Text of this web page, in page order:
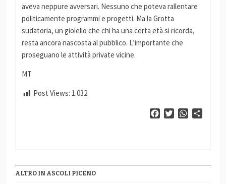
aveva neppure avversari. Nessuno che poteva rallentare
politicamente programmi e progetti. Ma la Grotta
sudatoria, un gioiello che chi ha una certa età si ricorda,
resta ancora nascosta al pubblico. L’importante che
proseguano le attività private vicine.
MT
Post Views: 1.032
FacebookTwitterWhatsApp
ALTRO IN ASCOLI PICENO